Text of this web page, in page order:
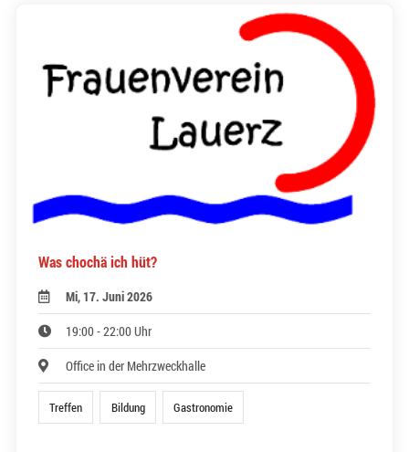
Was chochä ich hüt?
Mi, 17. Juni 2026
19:00 - 22:00 Uhr
Office in der Mehrzweckhalle
Treffen Bildung Gastronomie